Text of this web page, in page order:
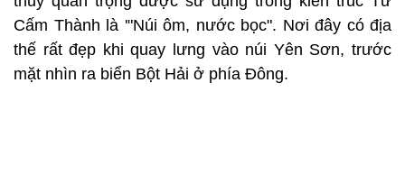
Cấm Thành là '"Núi ôm, nước bọc". Nơi đây có địa
thế rất đẹp khi quay lưng vào núi Yên Sơn, trước
mặt nhìn ra biển Bột Hải ở phía Đông.